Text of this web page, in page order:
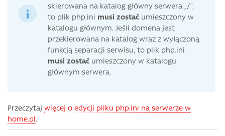
skierowana na katalog główny serwera „/”,
to plik php.ini musi zostać umieszczony w
katalogu głównym. Jeśli domena jest
przekierowana na katalog wraz z wyłączoną
funkcją separacji serwisu, to plik php.ini
musi zostać umieszczony w katalogu
głównym serwera.
Przeczytaj więcej o edycji pliku php.ini na serwerze w
home.pl.